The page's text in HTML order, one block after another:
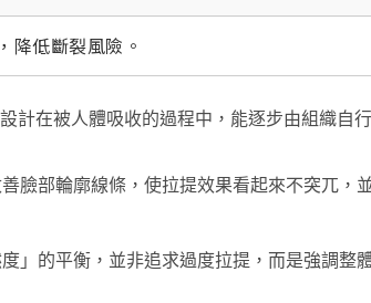
降低斷裂風險。
計在被人體吸收的過程中，能逐步由組織自
臉部輪廓線條，使拉提效果看起來不突兀，
」的平衡，並非追求過度拉提，而是強調整